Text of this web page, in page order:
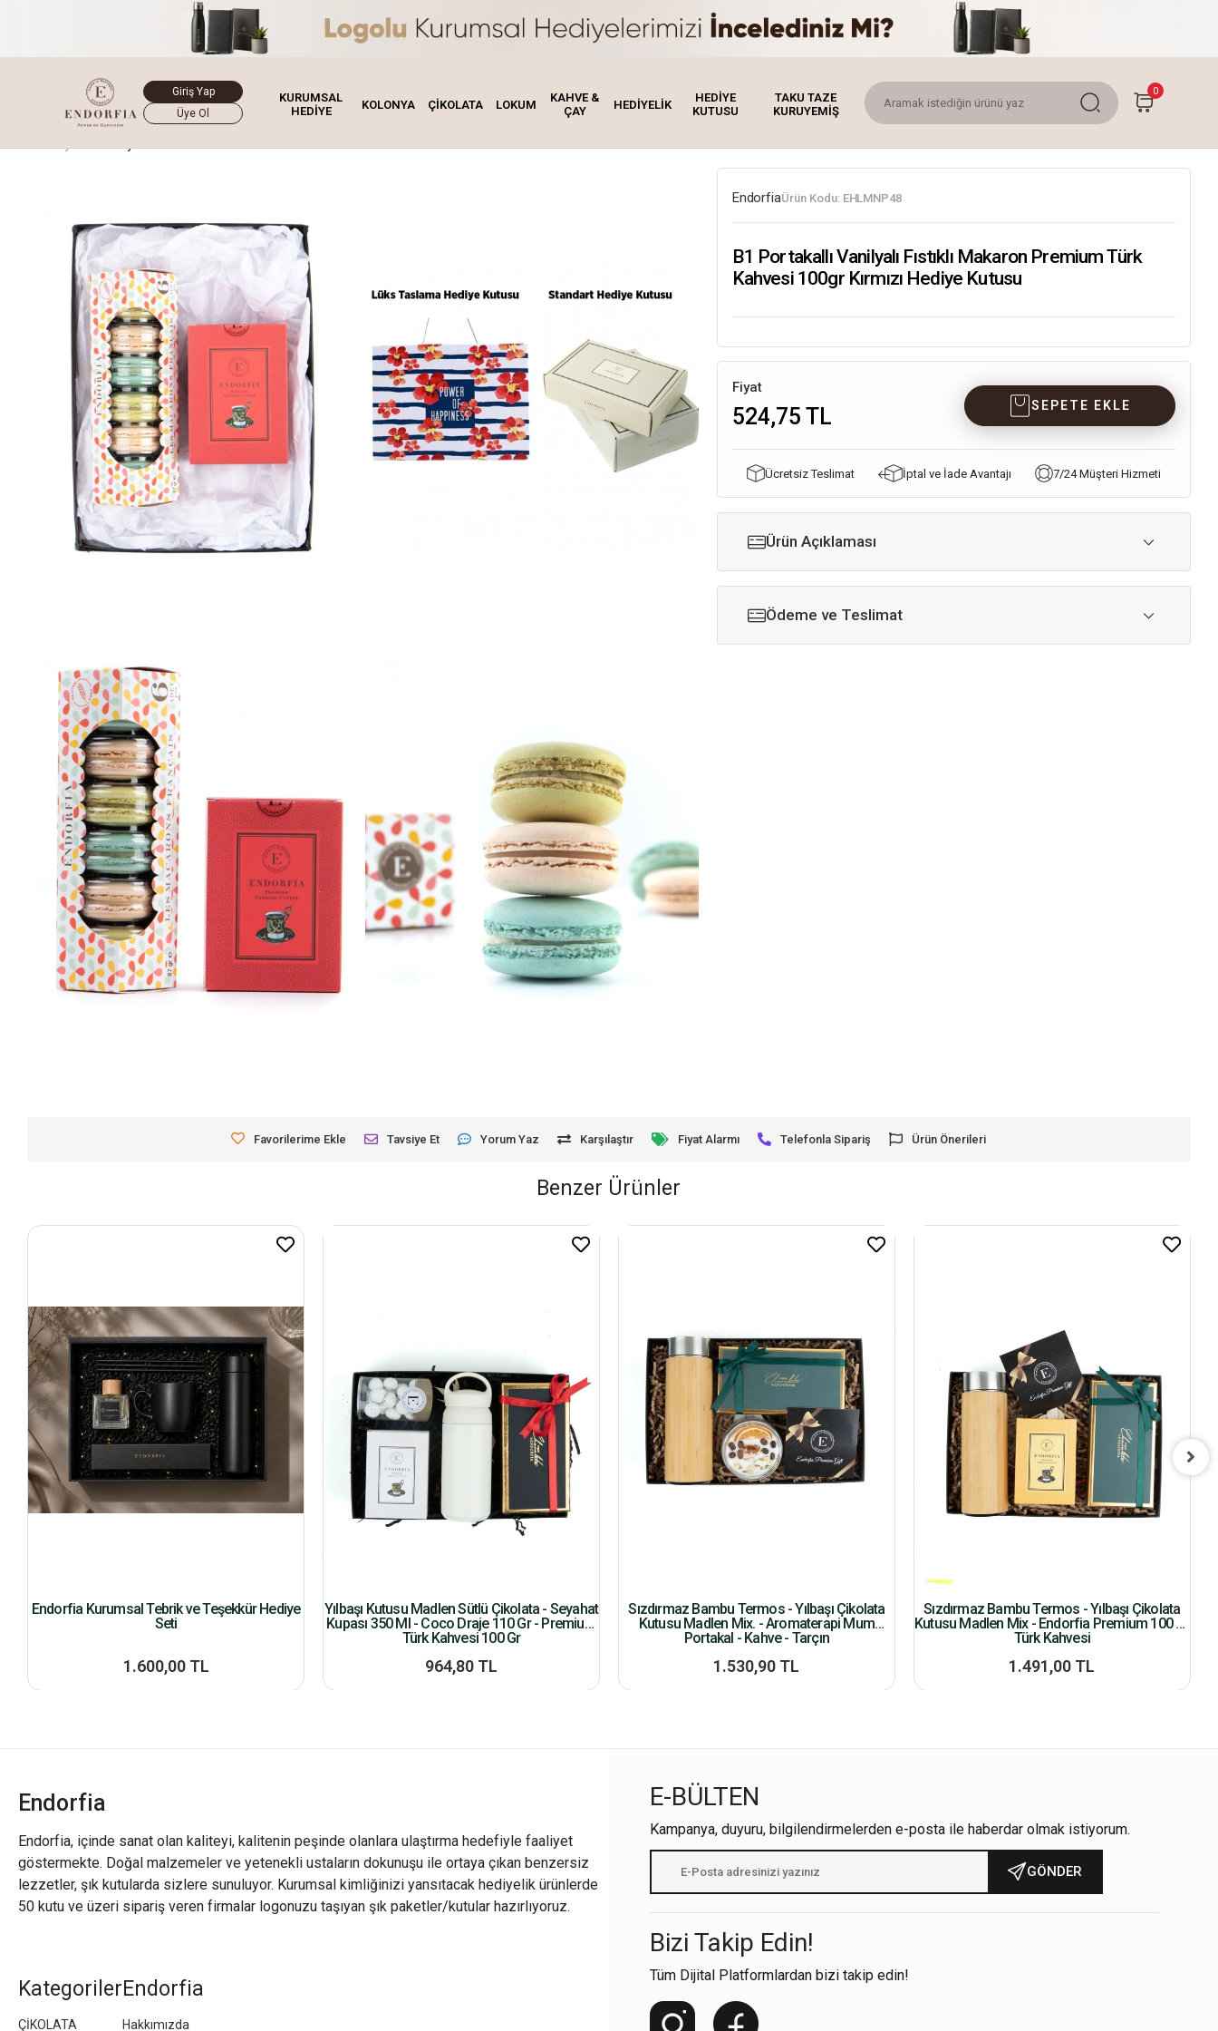
Giriş Yap
Üye Ol
KURUMSAL
HEDİYE
KOLONYA ÇİKOLATA LOKUM
KAHVE &
ÇAY
HEDİYELİK
HEDİYE
KUTUSU
TAKU TAZE
KURUYEMİŞ
0
EndorfiaÜrün Kodu: EHLMNP48
B1 Portakallı Vanilyalı Fıstıklı Makaron Premium Türk
Kahvesi 100gr Kırmızı Hediye Kutusu
Fiyat
524,75 TL SEPETE EKLE
Ücretsiz Teslimat İptal ve İade Avantajı 7/24 Müşteri Hizmeti
Ürün Açıklaması
Ödeme ve Teslimat
Favorilerime Ekle Tavsiye Et Yorum Yaz Karşılaştır Fiyat Alarmı Telefonla Sipariş Ürün Önerileri
Benzer Ürünler
Endorfia Kurumsal Tebrik ve Teşekkür Hediye
Seti
1.600,00 TL
Yılbaşı Kutusu Madlen Sütlü Çikolata - Seyahat
Kupası 350 Ml - Coco Draje 110 Gr - Premium
Türk Kahvesi 100 Gr
964,80 TL
Sızdırmaz Bambu Termos - Yılbaşı Çikolata
Kutusu Madlen Mix. - Aromaterapi Mum
Portakal - Kahve - Tarçın
1.530,90 TL
Sızdırmaz Bambu Termos - Yılbaşı Çikolata
Kutusu Madlen Mix - Endorfia Premium 100 Gr
Türk Kahvesi
1.491,00 TL
Endorfia
Endorfia, içinde sanat olan kaliteyi, kalitenin peşinde olanlara ulaştırma hedefiyle faaliyet
göstermekte. Doğal malzemeler ve yetenekli ustaların dokunuşu ile ortaya çıkan benzersiz
lezzetler, şık kutularda sizlere sunuluyor. Kurumsal kimliğinizi yansıtacak hediyelik ürünlerde
50 kutu ve üzeri sipariş veren firmalar logonuzu taşıyan şık paketler/kutular hazırlıyoruz.
Kategoriler
ÇİKOLATA
Endorfia
Hakkımızda
E-BÜLTEN
Kampanya, duyuru, bilgilendirmelerden e-posta ile haberdar olmak istiyorum.
GÖNDER
Bizi Takip Edin!
Tüm Dijital Platformlardan bizi takip edin!